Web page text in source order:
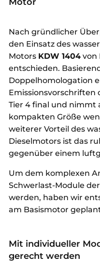
Nach gründlicher
den Einsatz des
Motors KDW 1404 von
entschieden.
Doppelhomologation
Emissionsvorschriften
Tier 4 final und nimmt
kompakten Größe
weiterer Vorteil des
Dieselmotors ist das
gegenüber einem
Um dem komplexen
Schwerlast-Module
werden, haben wir
am Basismotor
Mit individueller
gerecht werden